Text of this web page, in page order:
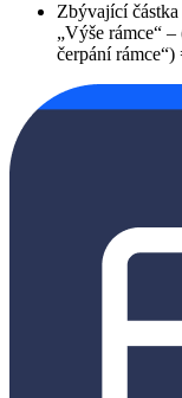
Zbývající
„Výše rámce“ –
čerpání